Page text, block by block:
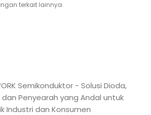
terkait lainnya.
Semikonduktor - Solusi Dioda,
dan Penyearah yang Andal untuk
Industri dan Konsumen